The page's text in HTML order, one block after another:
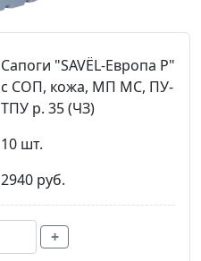
Сапоги "SAVЁL-Европа Р"
с СОП, кожа, МП МС, ПУ-
ТПУ р. 35 (ЧЗ)
10 шт.
2940 руб.
+